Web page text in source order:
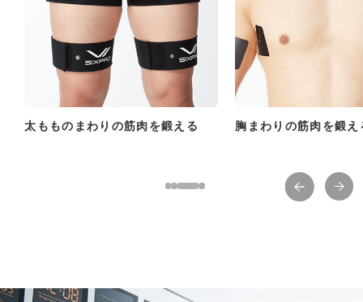
太もものまわりの筋肉を鍛える 胸まわりの筋肉を鍛え